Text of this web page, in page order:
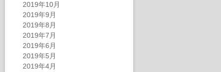
2019年10月
2019年9月
2019年8月
2019年7月
2019年6月
2019年5月
2019年4月